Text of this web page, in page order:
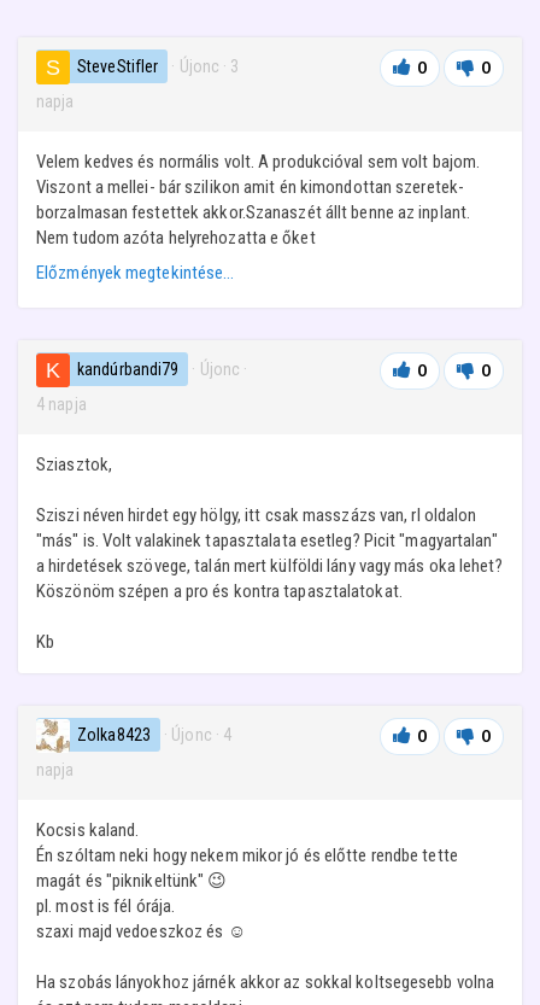
SteveStifler · Újonc · 3
napja
0 0
Velem kedves és normális volt. A produkcióval sem volt bajom.
Viszont a mellei- bár szilikon amit én kimondottan szeretek-
borzalmasan festettek akkor.Szanaszét állt benne az inplant.
Nem tudom azóta helyrehozatta e őket
Előzmények megtekintése…
kandúrbandi79 · Újonc ·
4 napja
0 0
Sziasztok,
Sziszi néven hirdet egy hölgy, itt csak masszázs van, rl oldalon
"más" is. Volt valakinek tapasztalata esetleg? Picit "magyartalan"
a hirdetések szövege, talán mert külföldi lány vagy más oka lehet?
Köszönöm szépen a pro és kontra tapasztalatokat.
Kb
Zolka8423 · Újonc · 4
napja
0 0
Kocsis kaland.
Én szóltam neki hogy nekem mikor jó és előtte rendbe tette
magát és "piknikeltünk" 😉
pl. most is fél órája.
szaxi majd vedoeszkoz és ☺️
Ha szobás lányokhoz járnék akkor az sokkal koltsegesebb volna